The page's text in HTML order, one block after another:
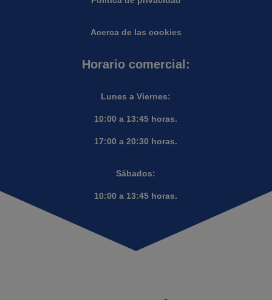
Acerca de las cookies
Horario comercial:
Lunes a Viernes:
10:00 a 13:45 horas.
17:00 a 20:30 horas.
Sábados:
10:00 a 13:45 horas.